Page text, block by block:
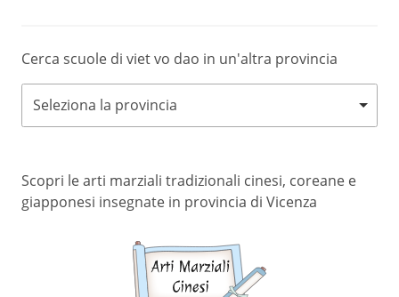
Cerca scuole di viet vo dao in un'altra provincia
Seleziona la provincia
Scopri le arti marziali tradizionali cinesi, coreane e
giapponesi insegnate in provincia di Vicenza
marziali